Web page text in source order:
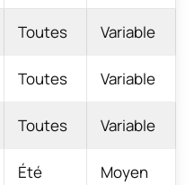
Toutes Variable
Toutes Variable
Toutes Variable
Été Moyen